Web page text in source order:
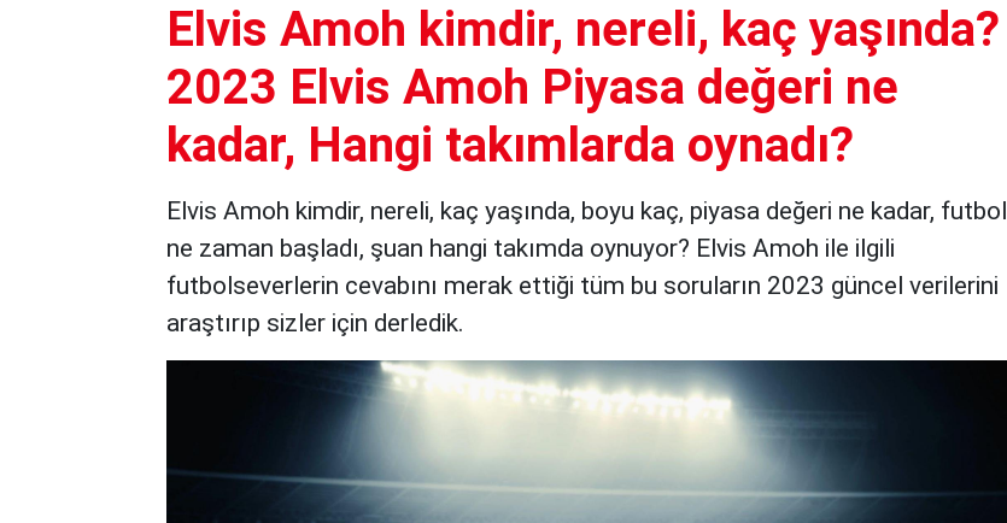
Elvis Amoh kimdir, nereli, kaç yaşında?
2023 Elvis Amoh Piyasa değeri ne
kadar, Hangi takımlarda oynadı?
Elvis Amoh kimdir, nereli, kaç yaşında, boyu kaç, piyasa değeri ne kadar, futbol
ne zaman başladı, şuan hangi takımda oynuyor? Elvis Amoh ile ilgili
futbolseverlerin cevabını merak ettiği tüm bu soruların 2023 güncel verilerini
araştırıp sizler için derledik.